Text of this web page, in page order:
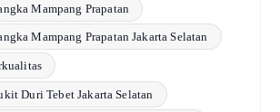
Mampang Prapatan
Mampang Prapatan Jakarta Selatan
Duri Tebet Jakarta Selatan